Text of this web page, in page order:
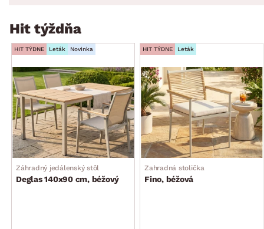
Hit týždňa
HIT TÝDNE Leták Novinka
Záhradný jedálenský stôl
Deglas 140x90 cm, béžový
HIT TÝDNE Leták
Zahradná stolička
Fino, béžová